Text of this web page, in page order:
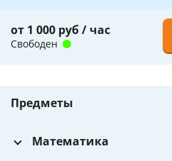
от 1 000 руб / час
Свободен
Предметы
Математика